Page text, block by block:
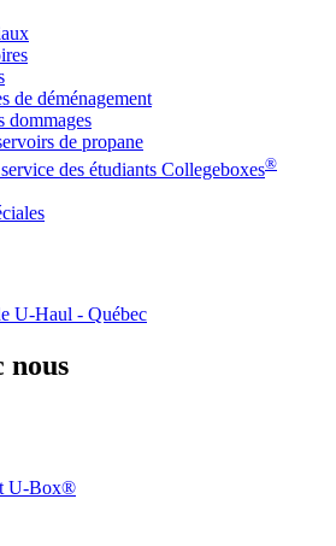
de déménagement
dommages
de propane
des étudiants Collegeboxes®
U-Haul - Québec
nous
U-Box®